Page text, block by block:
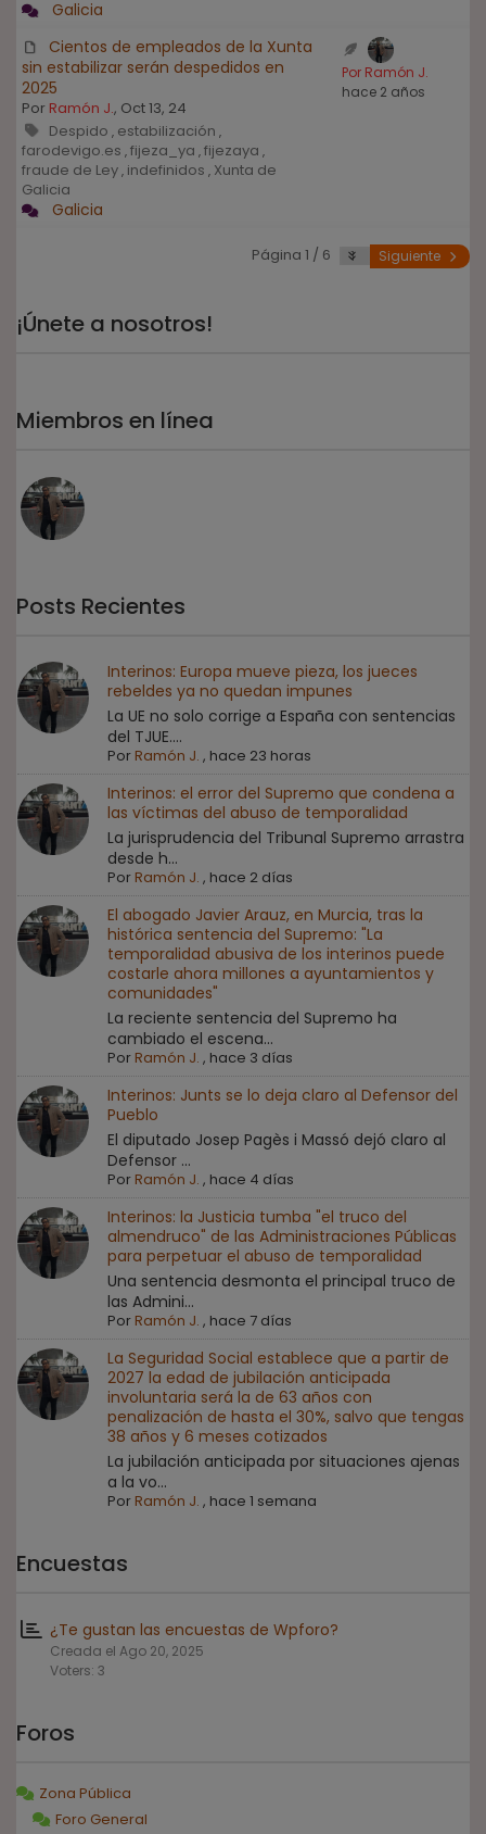
Galicia
Cientos de empleados de la Xunta
sin estabilizar serán despedidos en
2025
Por Ramón J., Oct 13, 24
Despido , estabilización ,
farodevigo.es ,fijeza_ya ,fijezaya ,
fraude de Ley, indefinidos , Xunta de
Galicia
Galicia
Por Ramón J.
hace 2 años
Página 1 / 6 Siguiente
¡Únete a nosotros!
Miembros en línea
Posts Recientes
Interinos: Europa mueve pieza, los jueces
rebeldes ya no quedan impunes
La UE no solo corrige a España con sentencias
del TJUE....
Por Ramón J. , hace 23 horas
Interinos: el error del Supremo que condena a
las víctimas del abuso de temporalidad
La jurisprudencia del Tribunal Supremo arrastra
desde h...
Por Ramón J. , hace 2 días
El abogado Javier Arauz, en Murcia, tras la
histórica sentencia del Supremo: "La
temporalidad abusiva de los interinos puede
costarle ahora millones a ayuntamientos y
comunidades"
La reciente sentencia del Supremo ha
cambiado el escena...
Por Ramón J. , hace 3 días
Interinos: Junts se lo deja claro al Defensor del
Pueblo
El diputado Josep Pagès i Massó dejó claro al
Defensor ...
Por Ramón J. , hace 4 días
Interinos: la Justicia tumba "el truco del
almendruco" de las Administraciones Públicas
para perpetuar el abuso de temporalidad
Una sentencia desmonta el principal truco de
las Admini...
Por Ramón J. , hace 7 días
La Seguridad Social establece que a partir de
2027 la edad de jubilación anticipada
involuntaria será la de 63 años con
penalización de hasta el 30%, salvo que tengas
38 años y 6 meses cotizados
La jubilación anticipada por situaciones ajenas
a la vo...
Por Ramón J. , hace 1 semana
Encuestas
¿Te gustan las encuestas de Wpforo?
Creada el Ago 20, 2025
Voters: 3
Foros
Zona Pública
Foro General